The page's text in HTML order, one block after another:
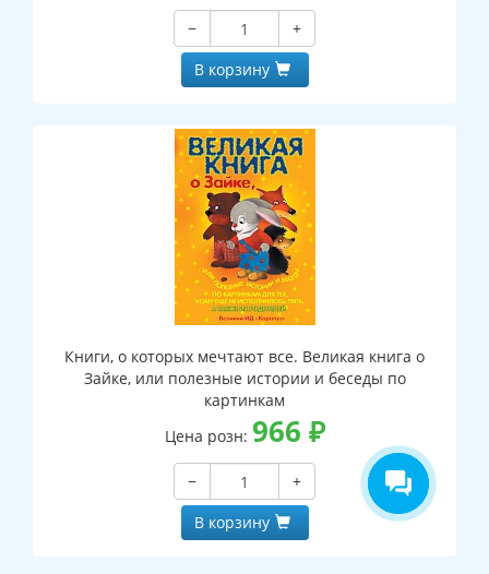
−
+
В корзину
Книги, о которых мечтают все. Великая книга о
Зайке, или полезные истории и беседы по
картинкам
Цена розн: 966 ₽
−
+
В корзину